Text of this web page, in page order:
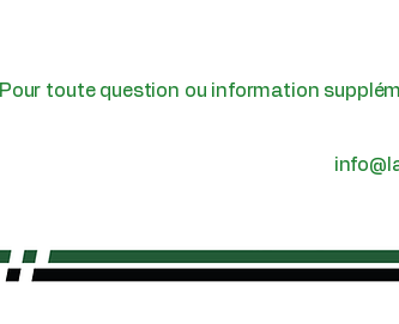
Pour toute question ou information